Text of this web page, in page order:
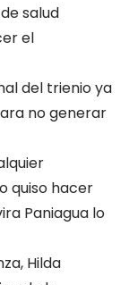
salud
el
del trienio ya
no generar
quiso hacer
Paniagua lo
Hilda